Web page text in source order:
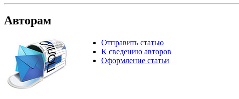
Авторам
Отправить статью
К сведению авторов
Оформление статьи